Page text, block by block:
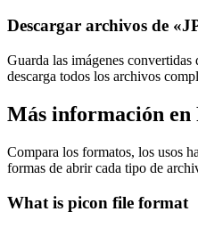
Descargar archivos de
Guarda las imágenes
descarga todos los archivos
Más información en
Compara los formatos, los usos
formas de abrir cada tipo de
What is picon file format